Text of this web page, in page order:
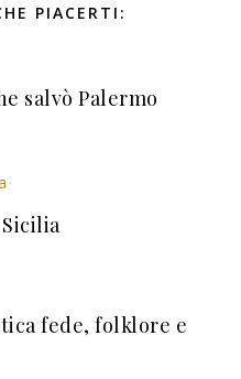
PIACERTI:
salvò Palermo
fede, folklore e